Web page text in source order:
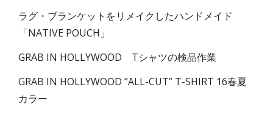
ラグ・ブランケットをリメイクしたハンドメイド
「NATIVE POUCH」
GRAB IN HOLLYWOOD Tシャツの検品作業
GRAB IN HOLLYWOOD ”ALL-CUT” T-SHIRT 16春夏
カラー